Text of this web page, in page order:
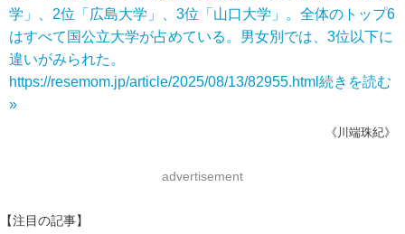
学」、2位「広島大学」、3位「山口大学」。全体のトップ6
はすべて国公立大学が占めている。男女別では、3位以下に
違いがみられた。
https://resemom.jp/article/2025/08/13/82955.html 続きを読む
»
《川端珠紀》
advertisement
【注目の記事】